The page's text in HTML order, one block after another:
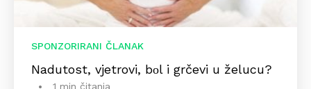
SPONZORIRANI ČLANAK
Nadutost, vjetrovi, bоl i grčevi u želucu?
1 min čitanja